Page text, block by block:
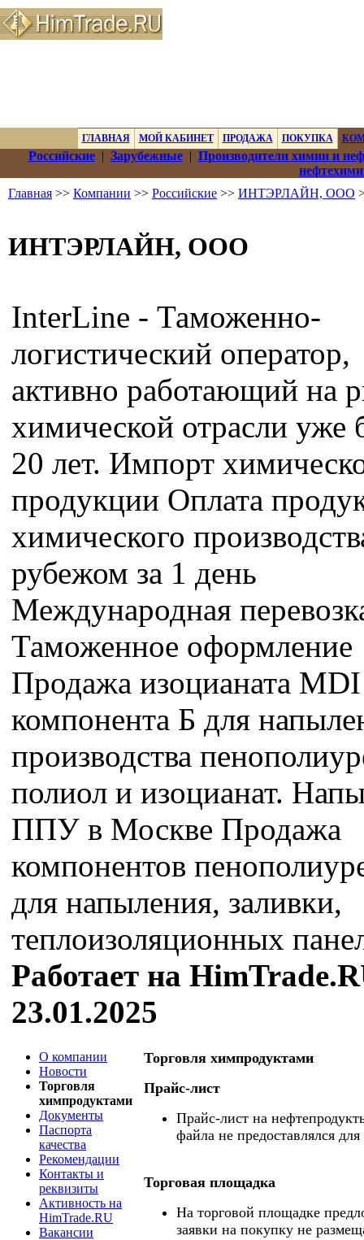
ГЛАВНАЯ МОЙ КАБИНЕТ ПРОДАЖА ПОКУПКА
Российские| Зарубежные| Производители химии и
Главная >> Компании >> Российские >> ИНТЭРЛАЙН, ООО
ИНТЭРЛАЙН, ООО
InterLine - Таможенно-
логистический оператор,
активно работающий на
химической отрасли уже
20 лет. Импорт
продукции Оплата
химического
рубежом за 1 день
Международная
Таможенное оформление
Продажа изоцианата MDI
компонента Б для
производства
полиол и изоцианат.
ППУ в Москве Продажа
компонентов
для напыления, заливки,
теплоизоляционных
Работает на
23.01.2025
О компании
Новости
Торговля
химпродуктами
Документы
Паспорта
качества
Рекомендации
Контакты и
реквизиты
Активность на
HimTrade.RU
Вакансии
Торговля химпродуктами
Прайс-лист
Прайс-лист на
файла не предоставлялся
Торговая площадка
На торговой площадке
заявки на покупку не